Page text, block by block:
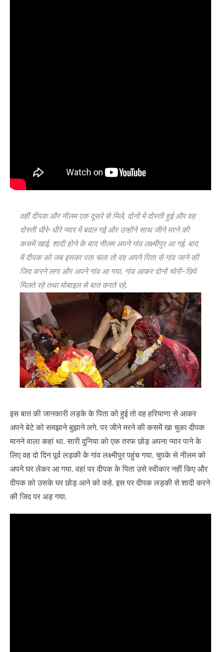
वहीं दीपक और नीलम एक दूसरे से मिले, दोनों में दोस्ती हुई और वह
दोस्ती धीरे-धीरे प्यार में बदल गई और उन्होंने साथ जीने मरने की
कसमें खाई. शादी होने के बाद नीलम अपने गांव लक्ष्मीपुर आ गई. बाद
में दीपक को जब इसका पता चला तो वह अपने पिता से गांव जाने की
जिद करने लगा और अपने गांव आ गया. गांव आकर दोनों चोरी-छिपे
मिलते रहे तथा मोबाइल से बात करते रहे.
इस बात की जानकारी लड़के के पिता को हुई तो वह हरियाणा से आकर
अपने बेटे को समझाने बुझाने लगे. पर जीने मरने की कसमें खा चुका दीपक
मानने वाला कहां था. सारी दुनिया को एक तरफ छोड़ अपना प्यार पाने के
लिए वह दो दिन पूर्व लड़की के गांव लक्ष्मीपुर पहुंच गया. चुपके से नीलम को
अपने घर लेकर आ गया. वहां पर दीपक के पिता उसे स्वीकार नहीं किए और
दीपक को उसके घर छोड़ आने को कहे. इस पर दीपक लड़की से शादी करने
की जिद पर अड़ गया.